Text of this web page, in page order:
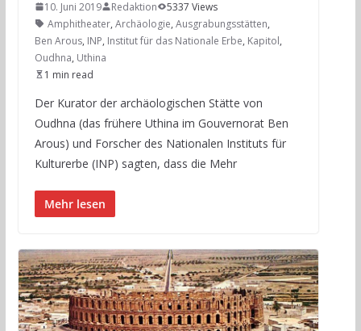
10. Juni 2019 Redaktion
5337 Views
Amphitheater, Archäologie, Ausgrabungsstätten,
Ben Arous, INP, Institut für das Nationale Erbe, Kapitol,
Oudhna, Uthina
1 min read
Der Kurator der archäologischen Stätte von
Oudhna (das frühere Uthina im Gouvernorat Ben
Arous) und Forscher des Nationalen Instituts für
Kulturerbe (INP) sagten, dass die Mehr
Mehr lesen